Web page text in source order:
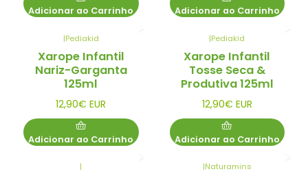
Adicionar ao Carrinho Adicionar ao Carrinho
|Pediakid
Xarope Infantil
Nariz-Garganta
125ml
12,90€ EUR
Adicionar ao Carrinho
|Pediakid
Xarope Infantil
Tosse Seca &
Produtiva 125ml
12,90€ EUR
Adicionar ao Carrinho
| |Naturamins